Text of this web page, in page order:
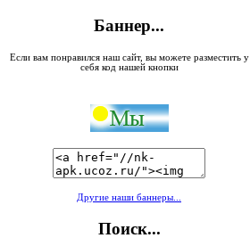
Баннер...
Если вам понравился наш сайт, вы можете разместить у
себя код нашей кнопки
Другие наши баннеры...
Поиск...